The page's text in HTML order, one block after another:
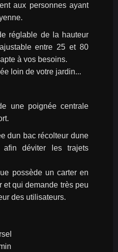
aux personnes ayant
réglable de la hauteur
entre 25 et 80
à vos besoins.
loin de votre jardin...
une poignée centrale
dun bac récolteur dune
déviter les trajets
possède un carter en
et qui demande très peu
des utilisateurs.